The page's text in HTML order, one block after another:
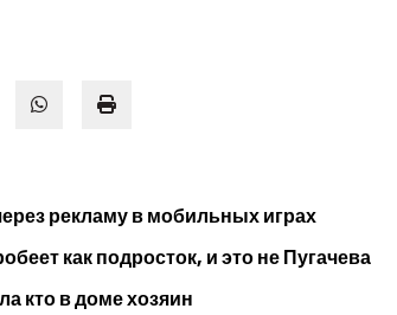
рекламу в мобильных играх
как подросток, и это не Пугачева
кто в доме хозяин